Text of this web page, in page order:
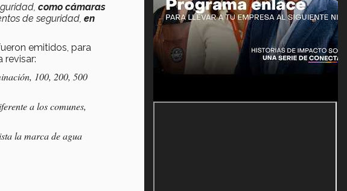
como cámaras
de seguridad, en
emitidos, para
revisar:
100, 200, 500
a los comunes,
la marca de agua